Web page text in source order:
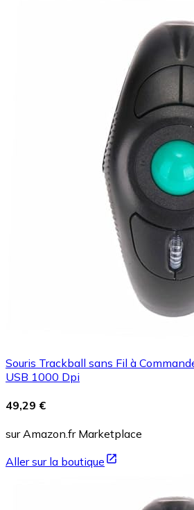
Souris Trackball sans Fil à
USB 1000 Dpi
49,29 €
sur Amazon.fr Marketplace
Aller sur la boutique